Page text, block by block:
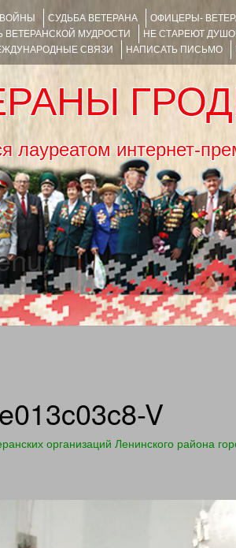
СУДЬБА ВЕТЕРАНА ОФИЦЕРЫ-
ВЕТЕРАНСКОЙ МУДРОСТИ НЕ СТАРЕЮТ
СВЯЗИ НАПИСАТЬ ПИСЬМО
лауреатом
TO CONTENT
V
организаций Ленинского района